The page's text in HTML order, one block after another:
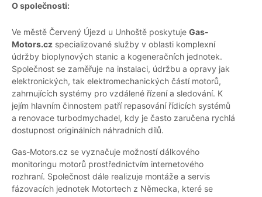
O společnosti:
Ve městě Červený Újezd u Unhoště poskytuje Gas-
Motors.cz specializované služby v oblasti komplexní
údržby bioplynových stanic a kogeneračních jednotek.
Společnost se zaměřuje na instalaci, údržbu a opravy jak
elektronických, tak elektromechanických částí motorů,
zahrnujících systémy pro vzdálené řízení a sledování. K
jejím hlavním činnostem patří repasování řídicích systémů
a renovace turbodmychadel, kdy je často zaručena rychlá
dostupnost originálních náhradních dílů.
Gas-Motors.cz se vyznačuje možností dálkového
monitoringu motorů prostřednictvím internetového
rozhraní. Společnost dále realizuje montáže a servis
fázovacích jednotek Motortech z Německa, které se